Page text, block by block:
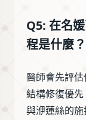
Q5: 在名
程是什麼？
醫師會先評
結構修復優
與洢蓮絲的